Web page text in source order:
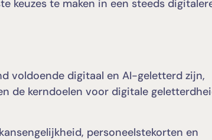
keuzes te maken in een steeds
voldoende digitaal en AI-geletterd zijn,
de kerndoelen voor digitale
personeelstekorten en